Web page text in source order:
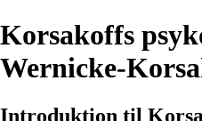
Korsakoffs
Wernicke-
Introduktion til